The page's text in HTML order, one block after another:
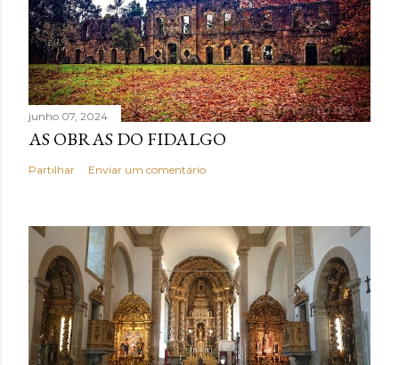
junho 07, 2024
AS OBRAS DO FIDALGO
Partilhar Enviar um comentário